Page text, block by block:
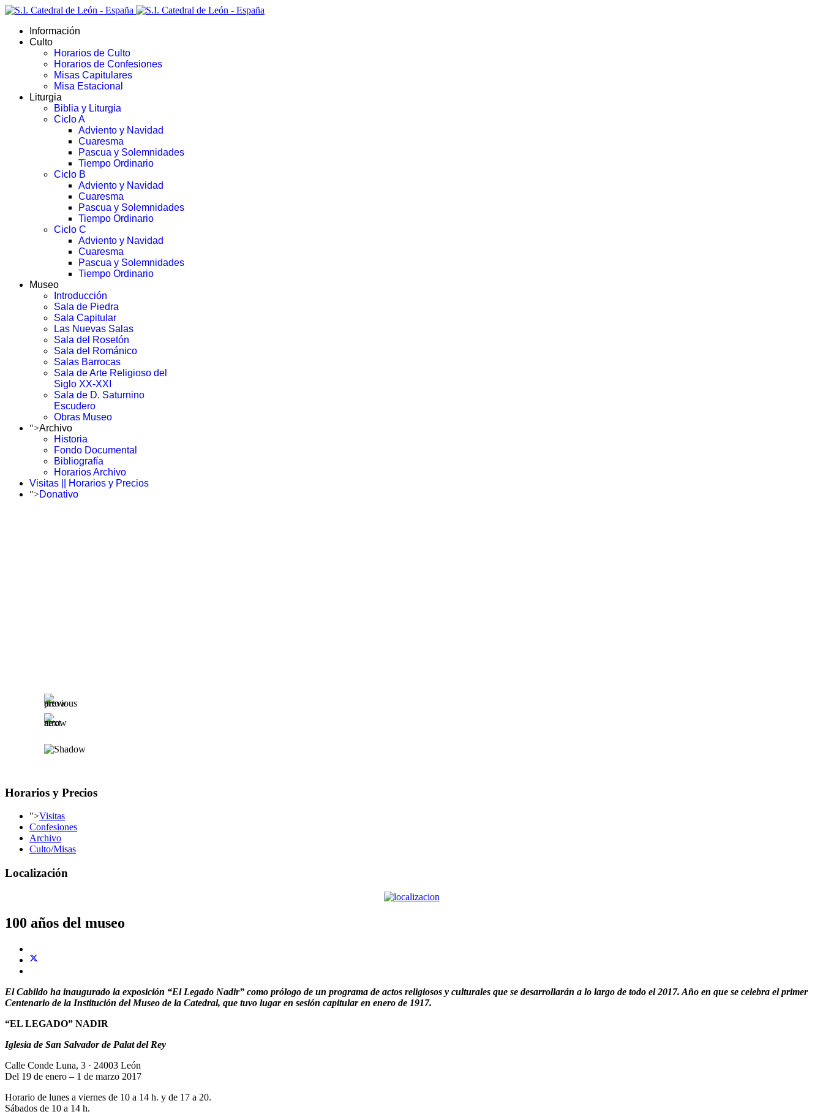
Información
Culto
Horarios de Culto
Horarios de Confesiones
Misas Capitulares
Misa Estacional
Liturgia
Biblia y Liturgia
Ciclo A
Adviento y Navidad
Cuaresma
Pascua y Solemnidades
Tiempo Ordinario
Ciclo B
Adviento y Navidad
Cuaresma
Pascua y Solemnidades
Tiempo Ordinario
Ciclo C
Adviento y Navidad
Cuaresma
Pascua y Solemnidades
Tiempo Ordinario
Museo
Introducción
Sala de Piedra
Sala Capitular
Las Nuevas Salas
Sala del Rosetón
Sala del Románico
Salas Barrocas
Sala de Arte Religioso del
Siglo XX-XXI
Sala de D. Saturnino
Escudero
Obras Museo
">Archivo
Historia
Fondo Documental
Bibliografía
Horarios Archivo
Visitas || Horarios y Precios
">Donativo
Horarios y Precios
">Visitas
Confesiones
Archivo
Culto/Misas
Localización
100 años del museo
El Cabildo ha inaugurado la exposición “El Legado Nadir” como prólogo de un programa de actos religiosos y culturales que se desarrollarán a lo largo de todo el 2017. Año en que se celebra el primer
Centenario de la Institución del Museo de la Catedral, que tuvo lugar en sesión capitular en enero de 1917.
“EL LEGADO” NADIR
Iglesia de San Salvador de Palat del Rey
Calle Conde Luna, 3 · 24003 León
Del 19 de enero – 1 de marzo 2017
Horario de lunes a viernes de 10 a 14 h. y de 17 a 20.
Sábados de 10 a 14 h.